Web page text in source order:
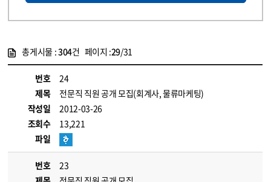
총게시물 :304건 페이지 :29/31
번호
24
제목
전문직 직원 공개 모집(회계사, 물류마케팅)
작성일
2012-03-26
조회수
13,221
파일
번호
23